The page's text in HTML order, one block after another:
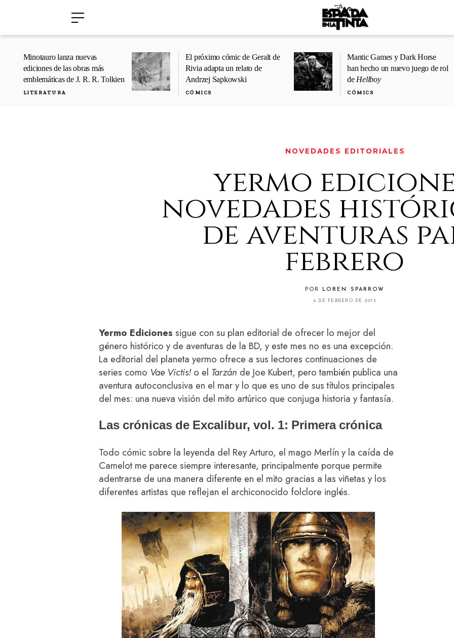
Minotauro lanza nuevas
ediciones de las obras más
emblemáticas de J. R. R. Tolkien
LITERATURA
El próximo cómic de Geralt de
Rivia adapta un relato de
Andrzej Sapkowski
CÓMICS
Mantic Games y Dark Horse
han hecho un nuevo juego de rol
de Hellboy
CÓMICS
NOVEDADES EDITORIALES
yermo
novedades
de aventuras
febrero
POR LOREN SPARROW
4 DE FEBRERO DE 2015
Yermo Ediciones sigue con su plan editorial de ofrecer lo mejor del
género histórico y de aventuras de la BD, y este mes no es una excepción.
La editorial del planeta yermo ofrece a sus lectores continuaciones de
series como Vae Victis!o el Tarzán de Joe Kubert, pero también publica una
aventura autoconclusiva en el mar y lo que es uno de sus títulos principales
del mes: una nueva visión del mito artúrico que conjuga historia y fantasía.
Las crónicas de Excalibur, vol. 1: Primera crónica
Todo cómic sobre la leyenda del Rey Arturo, el mago Merlín y la caída de
Camelot me parece siempre interesante, principalmente porque permite
adentrarse de una manera diferente en el mito gracias a las viñetas y los
diferentes artistas que reflejan el archiconocido folclore inglés.
›